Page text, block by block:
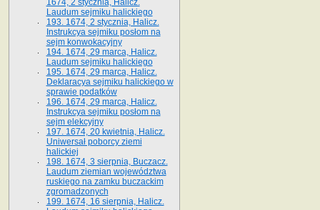
1674, 2 stycznia, Halicz.
Laudum sejmiku halickiego
193. 1674, 2 stycznia, Halicz.
Instrukcya sejmiku posłom na
sejm konwokacyjny
194. 1674, 29 marca, Halicz.
Laudum sejmiku halickiego
195. 1674, 29 marca, Halicz.
Deklaracya sejmiku halickiego w
sprawie podatków
196. 1674, 29 marca, Halicz.
Instrukcya sejmiku posłom na
sejm elekcyjny
197. 1674, 20 kwietnia, Halicz.
Uniwersał poborcy ziemi
halickiej
198. 1674, 3 sierpnia, Buczacz.
Laudum ziemian województwa
ruskiego na zamku buczackim
zgromadzonych
199. 1674, 16 sierpnia, Halicz.